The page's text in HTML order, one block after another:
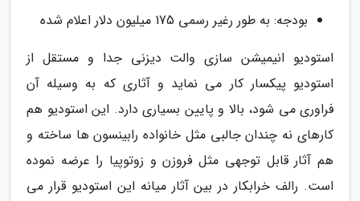
بودجه: به طور رغیر رسمی 175 میلیون دلار اعلام شده
استودیو انیمیشن سازی والت دیزنی جدا و مستقل از
استودیو پیکسار کار می نماید و آثاری که به وسیله آن
فراوری می شود، بالا و پایین بسیاری دارد. این استودیو هم
کارهای نه چندان جالبی مثل خانواده رابینسون ها ساخته و
هم آثار قابل توجهی مثل فروزن و زوتوپیا را عرضه نموده
است. رالف خرابکار در بین آثار میانه این استودیو قرار می